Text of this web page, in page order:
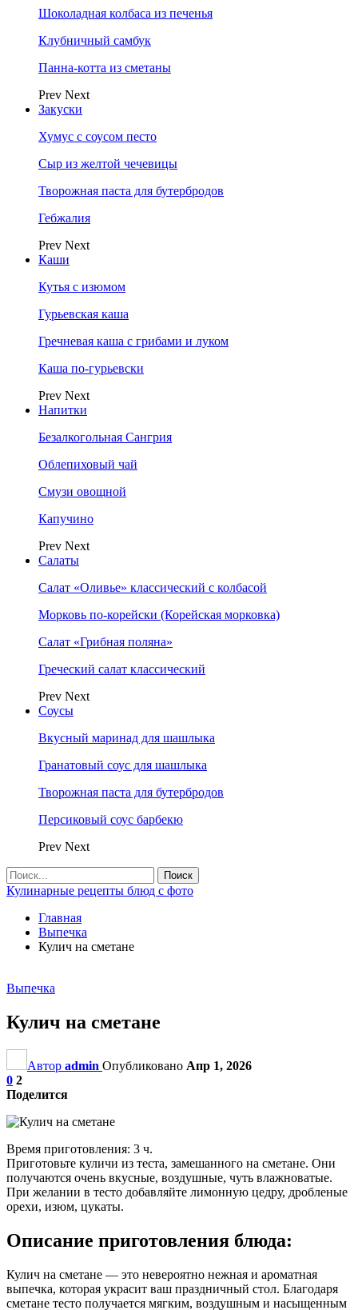
Шоколадная колбаса из печенья
Клубничный самбук
Панна-котта из сметаны
Prev Next
Закуски
Хумус с соусом песто
Сыр из желтой чечевицы
Творожная паста для бутербродов
Гебжалия
Prev Next
Каши
Кутья с изюмом
Гурьевская каша
Гречневая каша с грибами и луком
Каша по-гурьевски
Prev Next
Напитки
Безалкогольная Сангрия
Облепиховый чай
Смузи овощной
Капучино
Prev Next
Салаты
Салат «Оливье» классический с колбасой
Морковь по-корейски (Корейская морковка)
Салат «Грибная поляна»
Греческий салат классический
Prev Next
Соусы
Вкусный маринад для шашлыка
Гранатовый соус для шашлыка
Творожная паста для бутербродов
Персиковый соус барбекю
Prev Next
Кулинарные рецепты блюд с фото
Главная
Выпечка
Кулич на сметане
Выпечка
Кулич на сметане
Автор admin Опубликовано Апр 1, 2026
0 2
Поделится
Время приготовления: 3 ч.
Приготовьте куличи из теста, замешанного на сметане. Они
получаются очень вкусные, воздушные, чуть влажноватые.
При желании в тесто добавляйте лимонную цедру, дробленые
орехи, изюм, цукаты.
Описание приготовления блюда:
Кулич на сметане — это невероятно нежная и ароматная
выпечка, которая украсит ваш праздничный стол. Благодаря
сметане тесто получается мягким, воздушным и насыщенным